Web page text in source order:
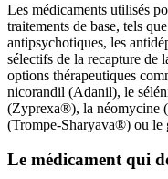
Les médicaments utilisés
traitements de base, tels
antipsychotiques, les
sélectifs de la recapture de
options thérapeutiques
nicorandil (Adanil), le
(Zyprexa®), la néomycine
(Trompe-Sharyava®) ou
Le médicament qui